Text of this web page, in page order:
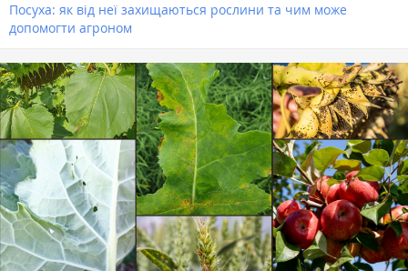
Посуха: як від неї захищаються рослини та чим може
допомогти агроном